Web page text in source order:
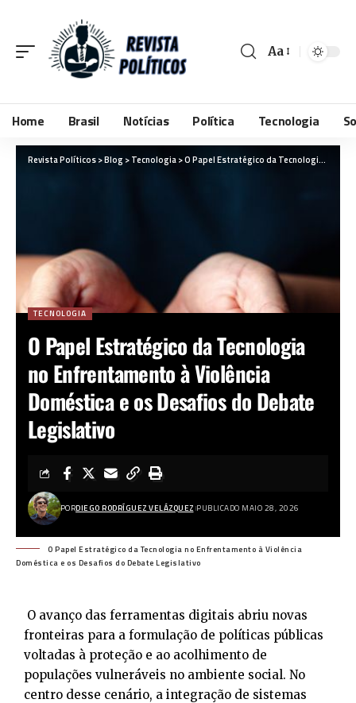
Aa
Home Brasil Notícias Política Tecnologia
Revista Políticos>Blog >Tecnologia>O Papel Estratégico da Tecnologia no Enfrentamento à Violência Doméstica e os Desafios do Debate Legislativo
TECNOLOGIA
O Papel Estratégico da Tecnologia
no Enfrentamento à Violência
Doméstica e os Desafios do Debate
Legislativo
PORDIEGO RODRÍGUEZ VELÁZQUEZ PUBLICADO MAIO 28, 2026
O Papel Estratégico da Tecnologia no Enfrentamento à Violência
Doméstica e os Desafios do Debate Legislativo
O avanço das ferramentas digitais abriu novas
fronteiras para a formulação de políticas públicas
voltadas à proteção e ao acolhimento de
populações vulneráveis no ambiente social. No
centro desse cenário, a integração de sistemas